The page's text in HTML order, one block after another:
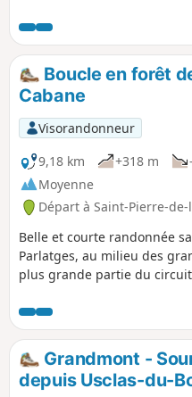
Boucle en forêt
Cabane
Visorandonneur
9,18 km
+318 m
Moyenne
Départ à Saint-Pierre-
Belle et courte randonnée
Parlatges, au milieu des
plus grande partie du
Grandmont -
depuis Usclas-du-